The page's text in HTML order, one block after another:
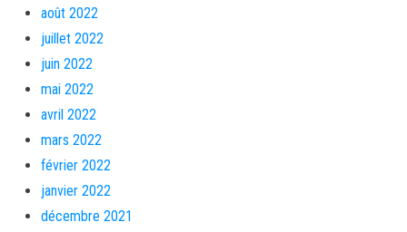
août 2022
juillet 2022
juin 2022
mai 2022
avril 2022
mars 2022
février 2022
janvier 2022
décembre 2021